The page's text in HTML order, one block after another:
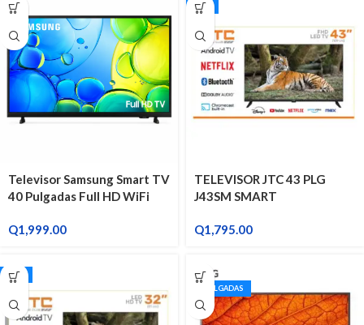
Televisor Samsung Smart TV
40 Pulgadas Full HD WiFi
Q1,999.00
JTC
TELEVISOR JTC 43 PLG
J43SM SMART
Q1,795.00
JTC
43 PULGADAS